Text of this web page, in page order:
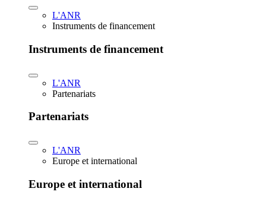
L'ANR
Instruments de financement
Instruments de financement
L'ANR
Partenariats
Partenariats
L'ANR
Europe et international
Europe et international